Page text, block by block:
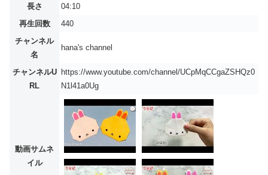
長さ
04:10
再生回数
440
チャンネル
名
hana's channel
チャンネルU
RL
https://www.youtube.com/channel/UCpMqCCgaZSHQz0
N1l41a0Ug
動画サムネ
イル